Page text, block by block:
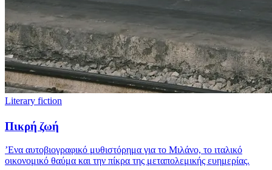
Literary fiction
Πικρή ζωή
’Ενα αυτοβιογραφικό μυθιστόρημα για το Μιλάνο, το ιταλικό
οικονομικό θαύμα και την πίκρα της μεταπολεμικής ευημερίας.